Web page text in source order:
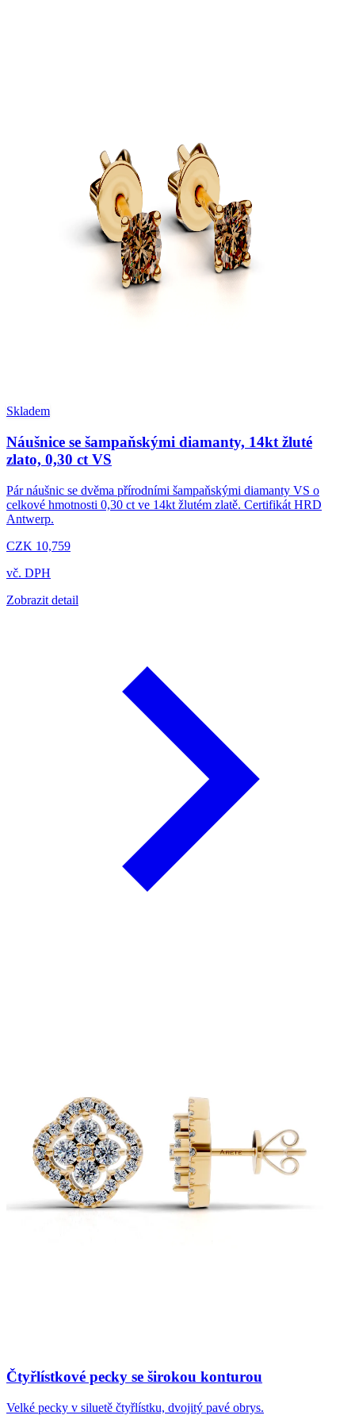
Skladem
Náušnice se šampaňskými diamanty, 14kt žluté
zlato, 0,30 ct VS
Pár náušnic se dvěma přírodními šampaňskými diamanty VS o
celkové hmotnosti 0,30 ct ve 14kt žlutém zlatě. Certifikát HRD
Antwerp.
CZK 10,759
vč. DPH
Zobrazit detail
Čtyřlístkové pecky se širokou konturou
Velké pecky v siluetě čtyřlístku, dvojitý pavé obrys.